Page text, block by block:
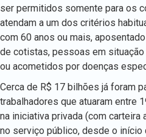
ser permitidos somente para os
atendam a um dos critérios
com 60 anos ou mais,
de cotistas, pessoas em
ou acometidos por doenças
Cerca de R$ 17 bilhões já foram
trabalhadores que atuaram entre
na iniciativa privada (com carteira
no serviço público, desde o início